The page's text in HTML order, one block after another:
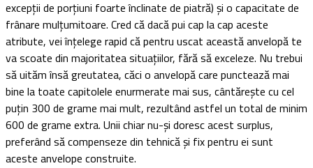
excepții de porțiuni foarte înclinate de piatră) și o capacitate de
frânare mulțumitoare. Cred că dacă pui cap la cap aceste
atribute, vei înțelege rapid că pentru uscat această anvelopă te
va scoate din majoritatea situațiilor, fără să exceleze. Nu trebui
să uităm însă greutatea, căci o anvelopă care punctează mai
bine la toate capitolele enurmerate mai sus, cântărește cu cel
puțin 300 de grame mai mult, rezultând astfel un total de minim
600 de grame extra. Unii chiar nu-și doresc acest surplus,
preferând să compenseze din tehnică și fix pentru ei sunt
aceste anvelope construite.